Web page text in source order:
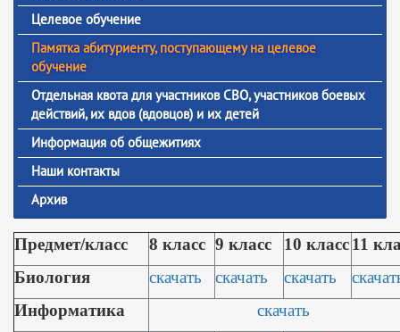
Целевое обучение
Памятка абитуриенту, поступающему на целевое
обучение
Отдельная квота для участников СВО, участников боевых
действий, их вдов (вдовцов) и их детей
Информация об общежитиях
Наши контакты
Архив
Предмет/класс 8 класс 9 класс 10 класс11
Биология
скачать скачать скачать
Информатика
скачать